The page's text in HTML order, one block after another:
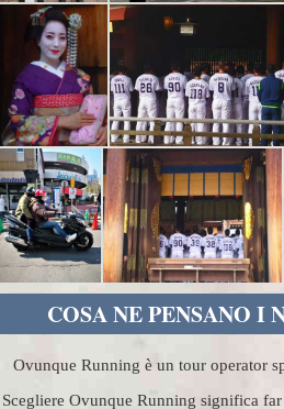
COSA NE PENSANO I
Ovunque Running è un tour operator
Scegliere Ovunque Running significa